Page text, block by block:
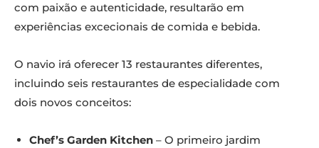
com paixão e autenticidade, resultarão em
experiências excecionais de comida e bebida.
O navio irá oferecer 13 restaurantes diferentes,
incluindo seis restaurantes de especialidade com
dois novos conceitos:
Chef’s Garden Kitchen – O primeiro jardim